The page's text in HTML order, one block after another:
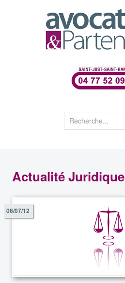
Actualité Juridique
06/07/12